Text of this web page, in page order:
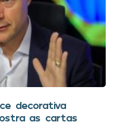
decorativa
as cartas